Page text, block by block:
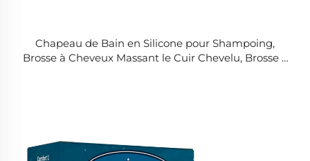
Chapeau de Bain en Silicone pour Shampoing,
Brosse à Cheveux Massant le Cuir Chevelu, Brosse à